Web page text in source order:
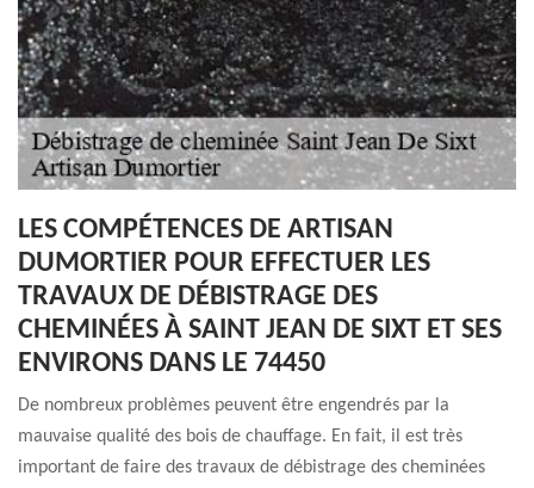
LES COMPÉTENCES DE ARTISAN
DUMORTIER POUR EFFECTUER LES
TRAVAUX DE DÉBISTRAGE DES
CHEMINÉES À SAINT JEAN DE SIXT ET SES
ENVIRONS DANS LE 74450
De nombreux problèmes peuvent être engendrés par la
mauvaise qualité des bois de chauffage. En fait, il est très
important de faire des travaux de débistrage des cheminées